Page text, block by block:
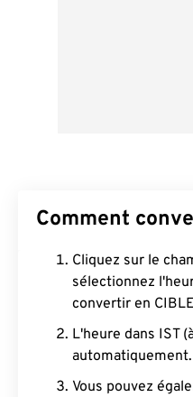
Comment
Cliquez sur le
sélectionnez
convertir en
L'heure dans IST
automatiquement.
Vous pouvez